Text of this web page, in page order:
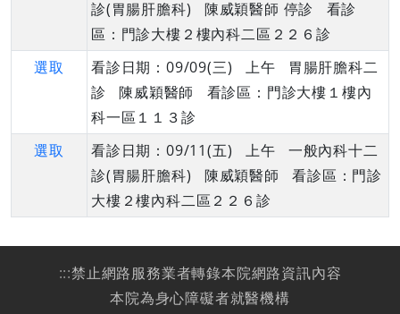
診(胃腸肝膽科) 陳威穎醫師 停診 看診
區：門診大樓２樓內科二區２２６診
選取
看診日期：09/09(三) 上午 胃腸肝膽科二
診 陳威穎醫師 看診區：門診大樓１樓內
科一區１１３診
選取
看診日期：09/11(五) 上午 一般內科十二
診(胃腸肝膽科) 陳威穎醫師 看診區：門診
大樓２樓內科二區２２６診
:::禁止網路服務業者轉錄本院網路資訊內容
本院為身心障礙者就醫機構